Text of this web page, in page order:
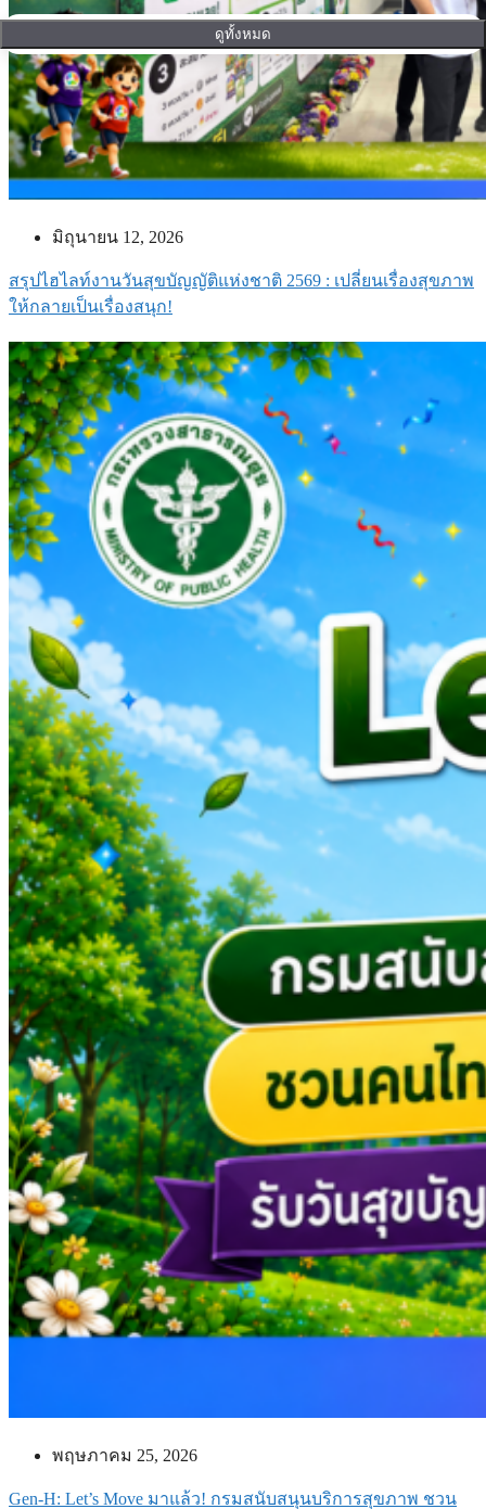
ดูทั้งหมด
มิถุนายน 12, 2026
สรุปไฮไลท์งานวันสุขบัญญัติแห่งชาติ 2569 : เปลี่ยนเรื่องสุขภาพ
ให้กลายเป็นเรื่องสนุก!
พฤษภาคม 25, 2026
Gen-H: Let’s Move มาแล้ว! กรมสนับสนุนบริการสุขภาพ ชวน